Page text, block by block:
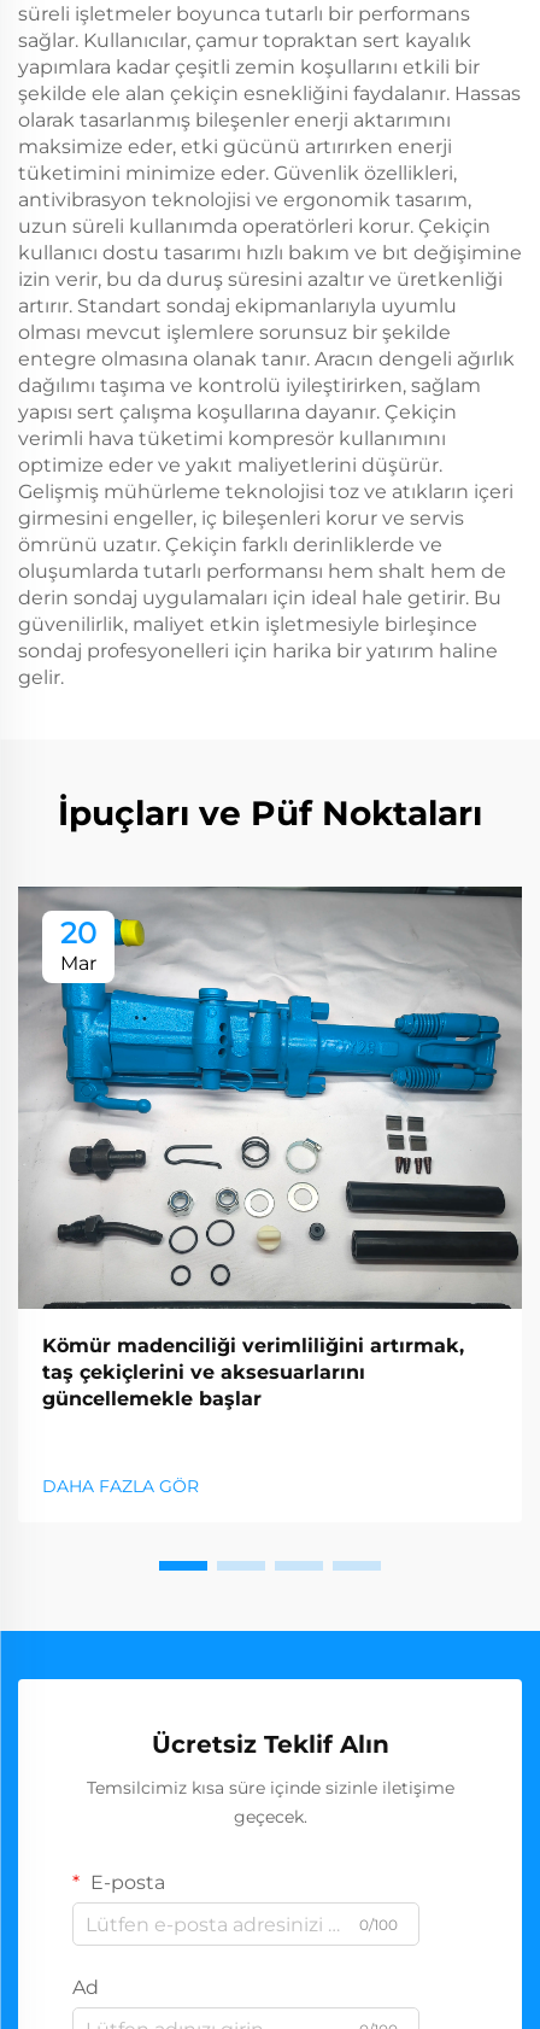
süreli işletmeler boyunca tutarlı bir performans
sağlar. Kullanıcılar, çamur topraktan sert kayalık
yapımlara kadar çeşitli zemin koşullarını etkili bir
şekilde ele alan çekiçin esnekliğini faydalanır. Hassas
olarak tasarlanmış bileşenler enerji aktarımını
maksimize eder, etki gücünü artırırken enerji
tüketimini minimize eder. Güvenlik özellikleri,
antivibrasyon teknolojisi ve ergonomik tasarım,
uzun süreli kullanımda operatörleri korur. Çekiçin
kullanıcı dostu tasarımı hızlı bakım ve bıt değişimine
izin verir, bu da duruş süresini azaltır ve üretkenliği
artırır. Standart sondaj ekipmanlarıyla uyumlu
olması mevcut işlemlere sorunsuz bir şekilde
entegre olmasına olanak tanır. Aracın dengeli ağırlık
dağılımı taşıma ve kontrolü iyileştirirken, sağlam
yapısı sert çalışma koşullarına dayanır. Çekiçin
verimli hava tüketimi kompresör kullanımını
optimize eder ve yakıt maliyetlerini düşürür.
Gelişmiş mühürleme teknolojisi toz ve atıkların içeri
girmesini engeller, iç bileşenleri korur ve servis
ömrünü uzatır. Çekiçin farklı derinliklerde ve
oluşumlarda tutarlı performansı hem shalt hem de
derin sondaj uygulamaları için ideal hale getirir. Bu
güvenilirlik, maliyet etkin işletmesiyle birleşince
sondaj profesyonelleri için harika bir yatırım haline
gelir.
İpuçları ve Püf Noktaları
20
Mar
Kömür madenciliği verimliliğini artırmak,
taş çekiçlerini ve aksesuarlarını
güncellemekle başlar
DAHA FAZLA GÖR
Ücretsiz Teklif Alın
Temsilcimiz kısa süre içinde sizinle iletişime
geçecek.
E-posta
0/100
Ad